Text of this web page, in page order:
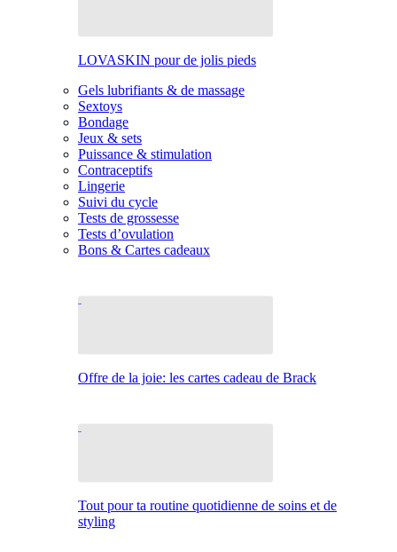
LOVASKIN pour de jolis pieds
Gels lubrifiants & de massage
Sextoys
Bondage
Jeux & sets
Puissance & stimulation
Contraceptifs
Lingerie
Suivi du cycle
Tests de grossesse
Tests d’ovulation
Bons & Cartes cadeaux
Offre de la joie: les cartes cadeau de Brack
Tout pour ta routine quotidienne de soins et de
styling